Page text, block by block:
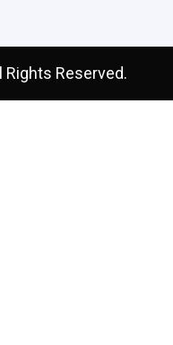
Reserved.